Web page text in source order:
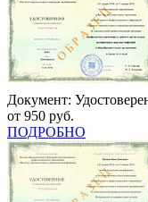
Документ:
от 950 руб.
ПОДРОБНО